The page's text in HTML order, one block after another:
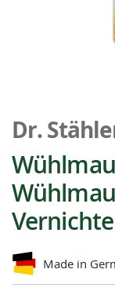
Anfang
der
Bildgalerie
springen
Dr.
Made in